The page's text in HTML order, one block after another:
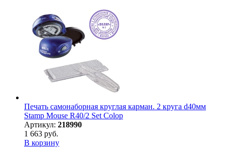
Печать самонаборная круглая карман. 2 круга d40мм
Stamp Mouse R40/2 Set Colop
Артикул: 218990
1 663 руб.
В корзину